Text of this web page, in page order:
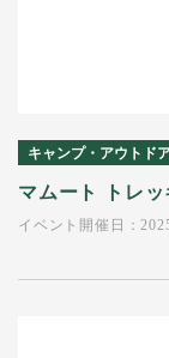
キャンプ・アウトド
マムート トレ
イベント開催日：